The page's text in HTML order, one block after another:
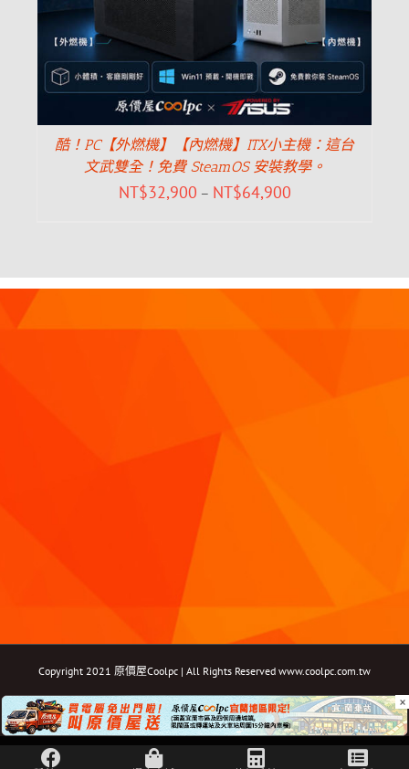
酷！PC【外燃機】【內燃機】ITX小主機：這台
文武雙全！免費 SteamOS 安裝教學。
NT$32,900 – NT$64,900
Copyright 2021 原價屋Coolpc | All Rights Reserved www.coolpc.com.tw
FacebookInstagramYouTubeTwitterEmail: ×